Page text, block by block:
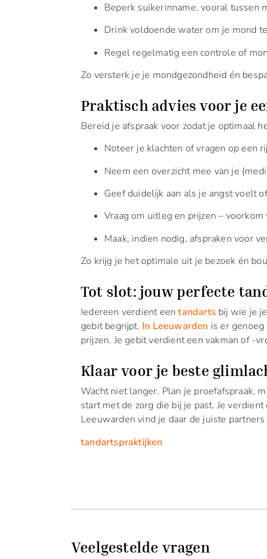
Beperk suikerinname, vooral tussen
Drink voldoende water om je mond
Regel regelmatig een controle of
Zo versterk je je mondgezondheid én
Praktisch advies voor je
Bereid je afspraak voor zodat je optimaal
Noteer je klachten of vragen op een
Neem een overzicht mee van je
Geef duidelijk aan als je angst voelt
Vraag om uitleg en prijzen – voorkom
Maak, indien nodig, afspraken voor
Zo krijg je het optimale uit je bezoek én
Tot slot: jouw perfecte
Iedereen verdient eentandarts bij wie je
gebit begrijpt. In Leeuwarden is er
prijzen. Je gebit verdient een vakman of -
Klaar voor je beste
Wacht niet langer. Plan je proefafspraak,
start met de zorg die bij je past. Je
Leeuwarden vind je daar de juiste partners
tandartspraktijken
Veelgestelde vragen